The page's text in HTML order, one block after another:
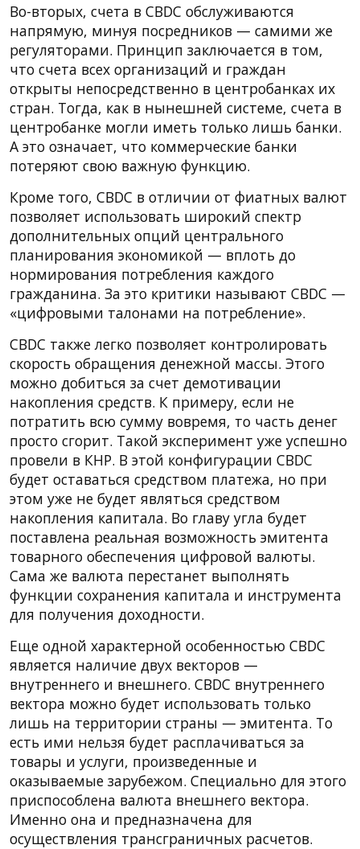
Во-вторых, счета в CBDC обслуживаются
напрямую, минуя посредников — самими же
регуляторами. Принцип заключается в том,
что счета всех организаций и граждан
открыты непосредственно в центробанках их
стран. Тогда, как в нынешней системе, счета в
центробанке могли иметь только лишь банки.
А это означает, что коммерческие банки
потеряют свою важную функцию.
Кроме того, CBDC в отличии от фиатных валют
позволяет использовать широкий спектр
дополнительных опций центрального
планирования экономикой — вплоть до
нормирования потребления каждого
гражданина. За это критики называют CBDC —
«цифровыми талонами на потребление».
CBDC также легко позволяет контролировать
скорость обращения денежной массы. Этого
можно добиться за счет демотивации
накопления средств. К примеру, если не
потратить всю сумму вовремя, то часть денег
просто сгорит. Такой эксперимент уже успешно
провели в КНР. В этой конфигурации CBDC
будет оставаться средством платежа, но при
этом уже не будет являться средством
накопления капитала. Во главу угла будет
поставлена реальная возможность эмитента
товарного обеспечения цифровой валюты.
Сама же валюта перестанет выполнять
функции сохранения капитала и инструмента
для получения доходности.
Еще одной характерной особенностью CBDC
является наличие двух векторов —
внутреннего и внешнего. CBDC внутреннего
вектора можно будет использовать только
лишь на территории страны — эмитента. То
есть ими нельзя будет расплачиваться за
товары и услуги, произведенные и
оказываемые зарубежом. Специально для этого
приспособлена валюта внешнего вектора.
Именно она и предназначена для
осуществления трансграничных расчетов.